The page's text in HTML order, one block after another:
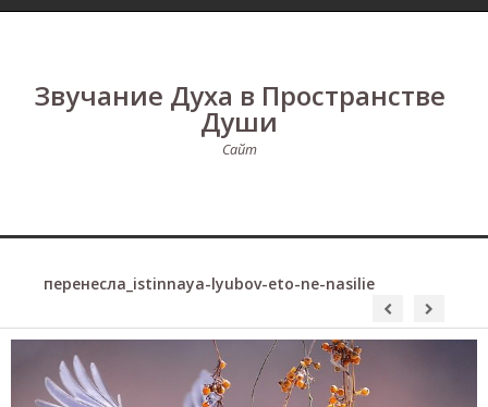
Звучание Духа в Пространстве
Души
Сайт
перенесла_istinnaya-lyubov-eto-ne-nasilie